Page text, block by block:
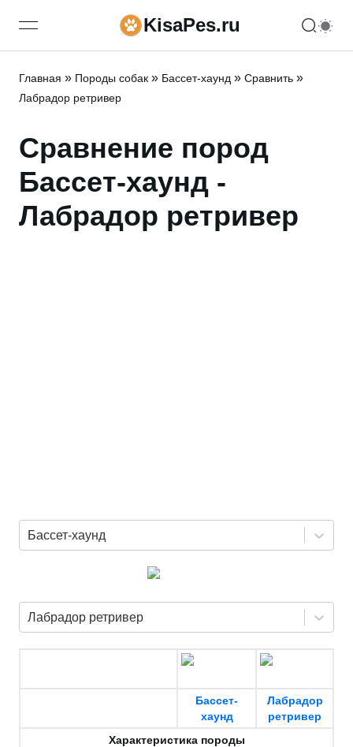
open navigation menuKisaPes.ru
Главная » Породы собак » Бассет-хаунд » Сравнить »
Лабрадор ретривер
Сравнение пород
Бассет-хаунд -
Лабрадор ретривер
Бассет-хаунд
Лабрадор ретривер
Бассет-
хаунд
Лабрадор
ретривер
Характеристика породы